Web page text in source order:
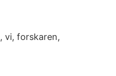
vi, forskaren,